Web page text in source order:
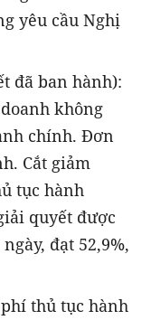
yêu cầu Nghị
đã ban hành):
không
chính. Đơn
Cắt giảm
tục hành
quyết được
đạt 52,9%,
thủ tục hành